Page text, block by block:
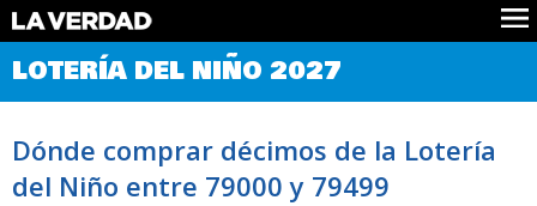
Comprobar Loteria del Niño
Premios
Noticias
Datos
LOTERÍA DEL NIÑO 2027
Dónde comprar décimos de la Lotería
del Niño entre 79000 y 79499